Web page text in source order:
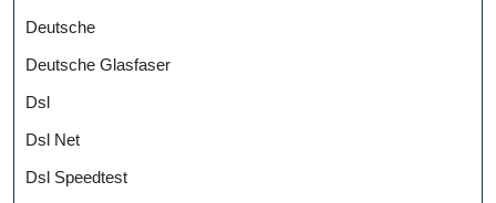
Deutsche
Deutsche Glasfaser
Dsl
Dsl Net
Dsl Speedtest